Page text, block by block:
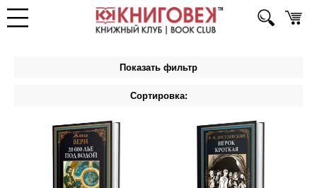
Показать фильтр
Сортировка: